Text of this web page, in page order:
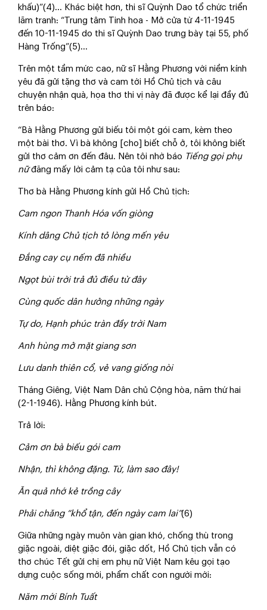
khấu)”(4)… Khác biệt hơn, thi sĩ Quỳnh Dao tổ chức triển
lãm tranh: “Trung tâm Tinh hoa - Mở cửa từ 4-11-1945
đến 10-11-1945 do thi sĩ Quỳnh Dao trưng bày tại 55, phố
Hàng Trống”(5)…
Trên một tầm mức cao, nữ sĩ Hằng Phương với niềm kính
yêu đã gửi tặng thơ và cam tới Hồ Chủ tịch và câu
chuyện nhận quà, họa thơ thi vị này đã được kể lại đầy đủ
trên báo:
“Bà Hằng Phương gửi biếu tôi một gói cam, kèm theo
một bài thơ. Vì bà không [cho] biết chỗ ở, tôi không biết
gửi thơ cảm ơn đến đâu. Nên tôi nhờ báo Tiếng gọi phụ
nữđăng mấy lời cảm tạ của tôi như sau:
Thơ bà Hằng Phương kính gửi Hồ Chủ tịch:
Cam ngon Thanh Hóa vốn giòng
Kính dâng Chủ tịch tỏ lòng mến yêu
Đắng cay cụ nếm đã nhiều
Ngọt bùi trời trả đủ điều từ đây
Cùng quốc dân hưởng những ngày
Tự do, Hạnh phúc tràn đầy trời Nam
Anh hùng mở mặt giang sơn
Lưu danh thiên cổ, vẻ vang giống nòi
Tháng Giêng, Việt Nam Dân chủ Cộng hòa, năm thứ hai
(2-1-1946). Hằng Phương kính bút.
Trả lời:
Cảm ơn bà biếu gói cam
Nhận, thì không đặng. Từ, làm sao đây!
Ăn quả nhớ kẻ trồng cây
Phải chăng “khổ tận, đến ngày cam lai”(6)
Giữa những ngày muôn vàn gian khó, chống thù trong
giặc ngoài, diệt giặc đói, giặc dốt, Hồ Chủ tịch vẫn có
thơ chúc Tết gửi chị em phụ nữ Việt Nam kêu gọi tạo
dựng cuộc sống mới, phẩm chất con người mới:
Năm mới Bính Tuất